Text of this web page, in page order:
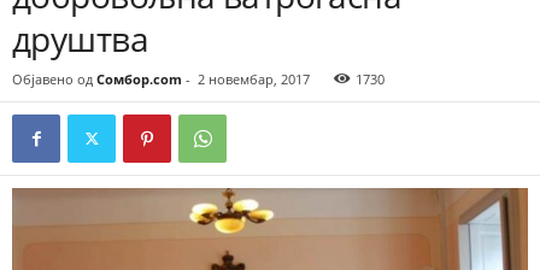
друштва
Објавено од Сомбор.com - 2 новембар, 2017 1730